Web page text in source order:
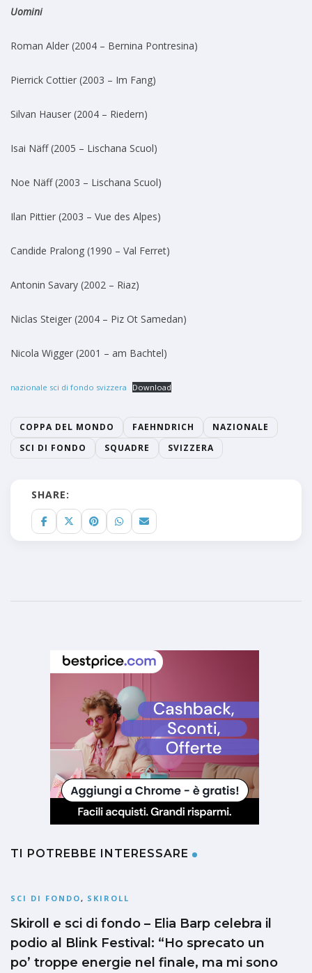
Uomini
Roman Alder (2004 – Bernina Pontresina)
Pierrick Cottier (2003 – Im Fang)
Silvan Hauser (2004 – Riedern)
Isai Näff (2005 – Lischana Scuol)
Noe Näff (2003 – Lischana Scuol)
Ilan Pittier (2003 – Vue des Alpes)
Candide Pralong (1990 – Val Ferret)
Antonin Savary (2002 – Riaz)
Niclas Steiger (2004 – Piz Ot Samedan)
Nicola Wigger (2001 – am Bachtel)
nazionale sci di fondo svizzera Download
COPPA DEL MONDO FAEHNDRICH
NAZIONALE
SCI DI FONDO
SQUADRE SVIZZERA
SHARE:
TI POTREBBE INTERESSARE
SCI DI FONDO, SKIROLL
Skiroll e sci di fondo – Elia Barp celebra il
podio al Blink Festival: “Ho sprecato un
po’ troppe energie nel finale, ma mi sono